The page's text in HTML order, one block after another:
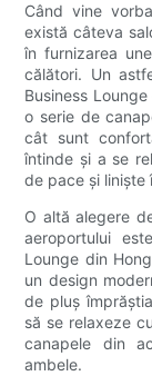
Când vine
există câteva
în furnizarea
călători. Un
Business
o serie de
cât sunt
întinde și a se
de pace și liniște
O altă alegere
aeroportului
Lounge din
un design
de pluș
să se relaxeze
canapele din
ambele.